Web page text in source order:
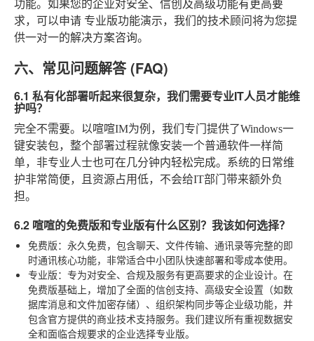
功能。如果您的企业对安全、信创及高级功能有更高要
求，可以申请 专业版功能演示，我们的技术顾问将为您提
供一对一的解决方案咨询。
六、常见问题解答 (FAQ)
6.1 私有化部署听起来很复杂，我们需要专业IT人员才能维
护吗？
完全不需要。以喧喧IM为例，我们专门提供了Windows一
键安装包，整个部署过程就像安装一个普通软件一样简
单，非专业人士也可在几分钟内轻松完成。系统的日常维
护非常简便，且资源占用低，不会给IT部门带来额外负
担。
6.2 喧喧的免费版和专业版有什么区别？我该如何选择？
免费版：永久免费，包含聊天、文件传输、通讯录等完整的即
时通讯核心功能，非常适合中小团队快速部署和零成本使用。
专业版：专为对安全、合规及服务有更高要求的企业设计。在
免费版基础上，增加了全面的信创支持、高级安全设置（如数
据库消息和文件加密存储）、组织架构同步等企业级功能，并
包含官方提供的商业技术支持服务。我们建议所有重视数据安
全和面临合规要求的企业选择专业版。